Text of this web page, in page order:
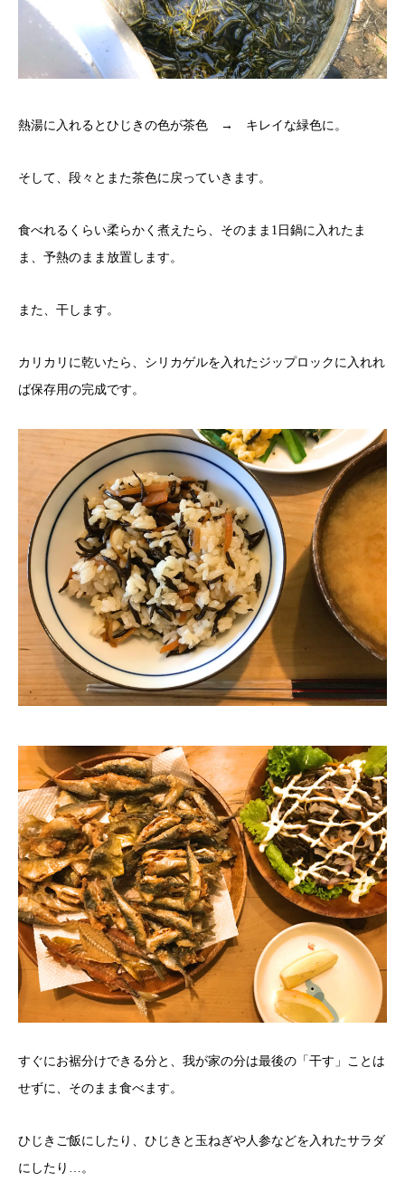
熱湯に入れるとひじきの色が茶色 → キレイな緑色に。
そして、段々とまた茶色に戻っていきます。
食べれるくらい柔らかく煮えたら、そのまま1日鍋に入れたま
ま、予熱のまま放置します。
また、干します。
カリカリに乾いたら、シリカゲルを入れたジップロックに入れれ
ば保存用の完成です。
すぐにお裾分けできる分と、我が家の分は最後の「干す」ことは
せずに、そのまま食べます。
ひじきご飯にしたり、ひじきと玉ねぎや人参などを入れたサラダ
にしたり…。